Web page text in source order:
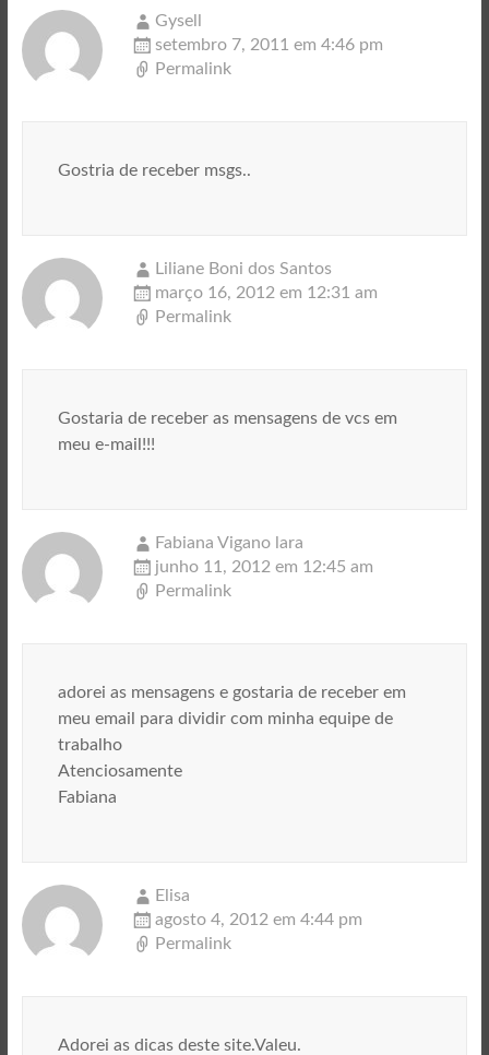
Gysell
setembro 7, 2011 em 4:46 pm
Permalink
Gostria de receber msgs..
Liliane Boni dos Santos
março 16, 2012 em 12:31 am
Permalink
Gostaria de receber as mensagens de vcs em
meu e-mail!!!
Fabiana Vigano lara
junho 11, 2012 em 12:45 am
Permalink
adorei as mensagens e gostaria de receber em
meu email para dividir com minha equipe de
trabalho
Atenciosamente
Fabiana
Elisa
agosto 4, 2012 em 4:44 pm
Permalink
Adorei as dicas deste site.Valeu.